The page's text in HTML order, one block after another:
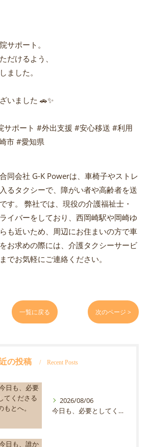
サポート。
だけるよう、
ました。
いました 🚗✨
サポート #外出支援 #安心移送 #利用
市 #愛知県
同会社 G-K Powerは、車椅子やストレ
るタクシーで、障がい者や高齢者を送
す。 弊社では、現役の介護福祉士・
イバーをしており、西岡崎駅や岡崎ゆ
も近いため、周辺にお住まいの方で車
お求めの際には、介護タクシーサービ
でお気軽にご連絡ください。
一覧に戻る 次のページ >
の投稿 Recent Posts
2026/08/06
今日も、必要としてくださる方のもとへ。